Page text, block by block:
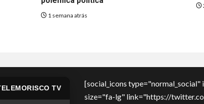
1 semana atrás
TV
[social_icons
size="fa-lg" link="https://